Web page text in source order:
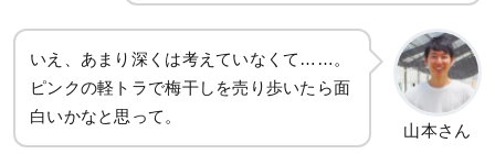
いえ、あまり深くは考えていなくて……。
ピンクの軽トラで梅干しを売り歩いたら面
白いかなと思って。
山本さん